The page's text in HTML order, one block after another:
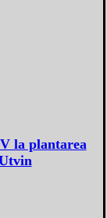
la plantarea